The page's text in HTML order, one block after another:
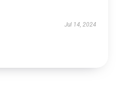
Jul 14, 2024